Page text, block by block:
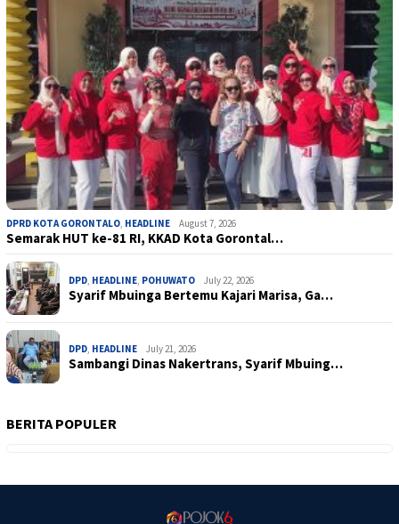
DPRD KOTA GORONTALO, HEADLINE August 7, 2026
Semarak HUT ke-81 RI, KKAD Kota Gorontal…
DPD, HEADLINE, POHUWATO July 22, 2026
Syarif Mbuinga Bertemu Kajari Marisa, Ga…
DPD, HEADLINE July 21, 2026
Sambangi Dinas Nakertrans, Syarif Mbuing…
BERITA POPULER